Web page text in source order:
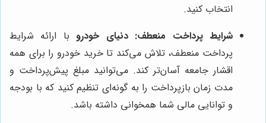
انتخاب کنید.
شرایط پرداخت منعطف: دنیای خودرو با ارائه شرایط
پرداخت منعطف، تلاش می‌کند تا خرید خودرو را برای همه
اقشار جامعه آسان‌تر کند. می‌توانید مبلغ پیش‌پرداخت و
مدت زمان بازپرداخت را به گونه‌ای تنظیم کنید که با بودجه
و توانایی مالی شما همخوانی داشته باشد.